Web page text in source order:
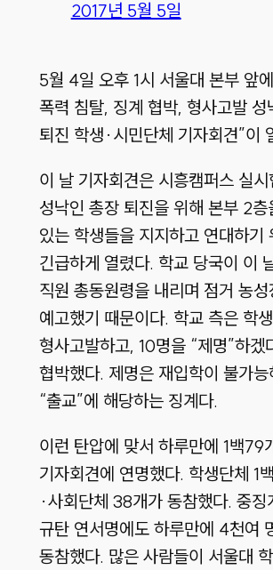
2017년 5월 5일
5월 4일 오후 1시 서울대 본부 앞
폭력 침탈, 징계 협박, 형사고발 성
퇴진 학생·시민단체 기자회견”이
이 날 기자회견은 시흥캠퍼스 실
성낙인 총장 퇴진을 위해 본부 2층
있는 학생들을 지지하고 연대하기
긴급하게 열렸다. 학교 당국이 이
직원 총동원령을 내리며 점거 농
예고했기 때문이다. 학교 측은 학
형사고발하고, 10명을 “제명”하겠
협박했다. 제명은 재입학이 불가
“출교”에 해당하는 징계다.
이런 탄압에 맞서 하루만에 1백79
기자회견에 연명했다. 학생단체 1
·사회단체 38개가 동참했다. 중징
규탄 연서명에도 하루만에 4천여
동참했다. 많은 사람들이 서울대